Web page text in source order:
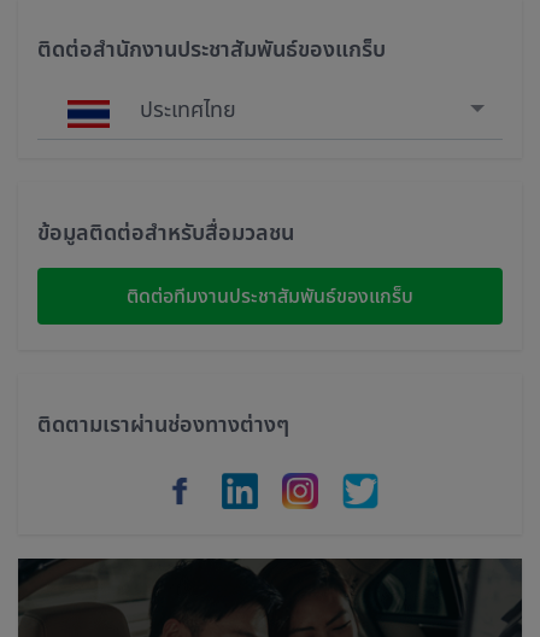
ติดต่อสำนักงานประชาสัมพันธ์ของแกร็บ
ประเทศไทย
Malaysia
Indonesia
Cambodia
ข้อมูลติดต่อสำหรับสื่อมวลชน
ติดต่อทีมงานประชาสัมพันธ์ของแกร็บ
ติดตามเราผ่านช่องทางต่างๆ